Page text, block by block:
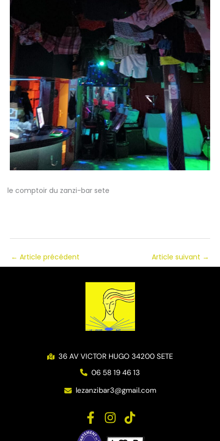
le comptoir du zanzi-bar sete
← Article précédent Article suivant →
36 AV VICTOR HUGO 34200 SETE
06 58 19 46 13
lezanzibar3@gmail.com